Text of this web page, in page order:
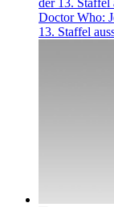
Doctor Who:
13. Staffel